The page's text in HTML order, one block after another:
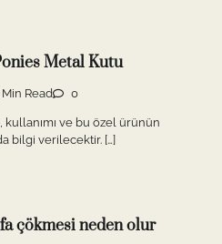
Metal Kutu
Min Read 0
ve bu özel ürünün
bilgi verilecektir. […]
çökmesi neden olur